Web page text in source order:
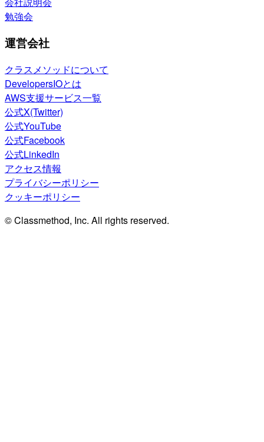
勉強会
運営会社
クラスメソッドについて
DevelopersIOとは
AWS支援サービス一覧
公式X(Twitter)
公式YouTube
公式Facebook
公式LinkedIn
アクセス情報
プライバシーポリシー
クッキーポリシー
© Classmethod, Inc. All rights reserved.